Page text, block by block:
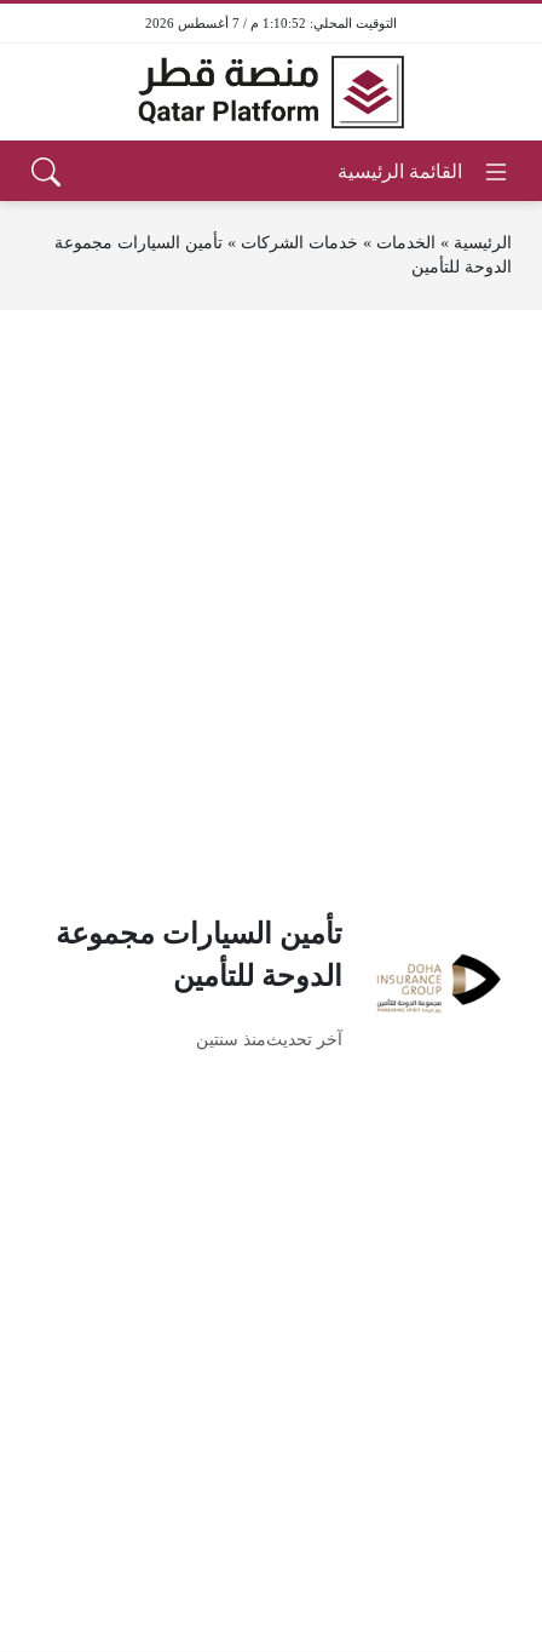
1:10:52 م / 7 أغسطس 2026
الرئيسية » الخدمات » خدمات الشركات » تأمين السيارات مجموعة
الدوحة للتأمين
تأمين السيارات مجموعة
الدوحة للتأمين
آخر تحديثمنذ سنتين